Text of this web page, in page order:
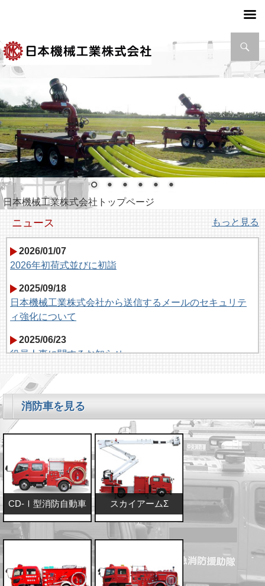
索
日本機械工業株式会社トップページ
ニュース もっと見る
2026/01/07
2026年初荷式並びに初詣
2025/09/18
日本機械工業株式会社から送信するメールのセキュリテ
ィ強化について
2025/06/23
役員人事に関するお知らせ
2025/05/19
親会社（片倉工業株式会社）とマギルス社との日本国内
における販売代理店契約の締結について
採用情報を更新しました
2025/01/08
2025年初荷式並びに初詣
2024/10/11
採用情報ページの【設計】に”設計部の紹介”を掲載しまし
役員人事に関するお知らせ
消防車を見る
CD-Ⅰ型消防自動車 スカイアームΣ